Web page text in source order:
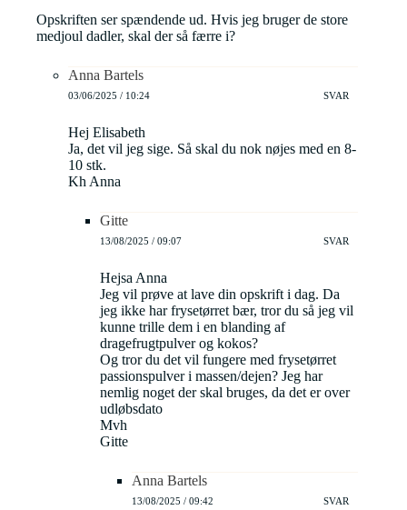
Opskriften ser spændende ud. Hvis jeg bruger de store
medjoul dadler, skal der så færre i?
Anna Bartels
03/06/2025 / 10:24 SVAR
Hej Elisabeth
Ja, det vil jeg sige. Så skal du nok nøjes med en 8-
10 stk.
Kh Anna
Gitte
13/08/2025 / 09:07 SVAR
Hejsa Anna
Jeg vil prøve at lave din opskrift i dag. Da
jeg ikke har frysetørret bær, tror du så jeg vil
kunne trille dem i en blanding af
dragefrugtpulver og kokos?
Og tror du det vil fungere med frysetørret
passionspulver i massen/dejen? Jeg har
nemlig noget der skal bruges, da det er over
udløbsdato
Mvh
Gitte
Anna Bartels
13/08/2025 / 09:42 SVAR